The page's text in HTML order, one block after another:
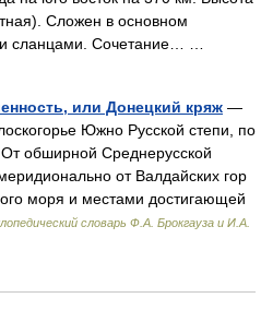
Сложен в основном
и сланцами. Сочетание… …
или Донецкий кряж —
Южно Русской степи, по
обширной Среднерусской
от Валдайских гор
моря и местами достигающей
словарь Ф.А. Брокгауза и И.А.